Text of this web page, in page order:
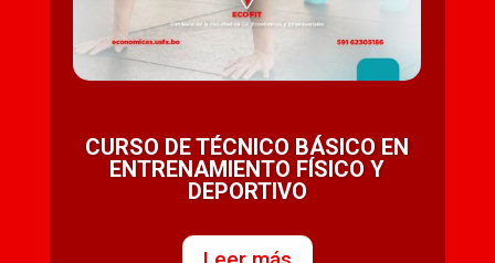
CURSO DE TÉCNICO BÁSICO EN
ENTRENAMIENTO FÍSICO Y
DEPORTIVO